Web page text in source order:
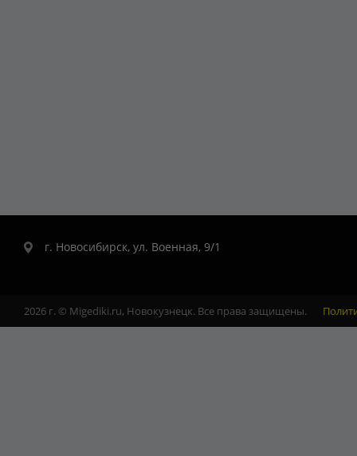
г. Новосибирск, ул. Военная, 9/1
2026 г. © Migediki.ru, Новокузнецк. Все права защищены.